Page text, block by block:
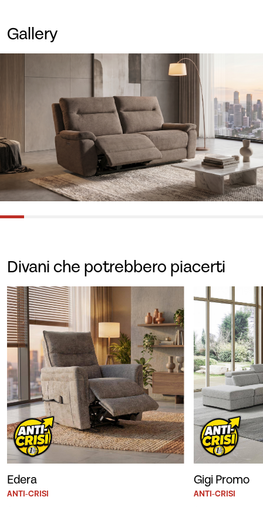
Gallery
Divani che potrebbero piacerti
Edera
ANTI-CRISI
Gigi Promo
ANTI-CRISI